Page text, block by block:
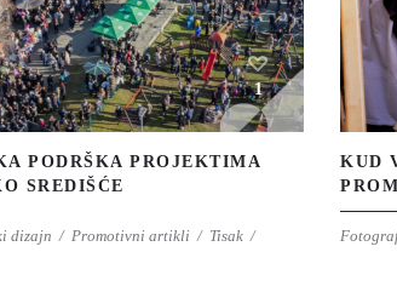
1
PODRŠKA PROJEKTIMA
SREDIŠĆE
dizajn Promotivni artikli
Tisak
KUD